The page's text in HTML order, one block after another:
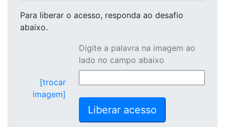
Para liberar o acesso, responda ao desafio
abaixo.
[trocar
imagem]
Digite a palavra na imagem ao
lado no campo abaixo